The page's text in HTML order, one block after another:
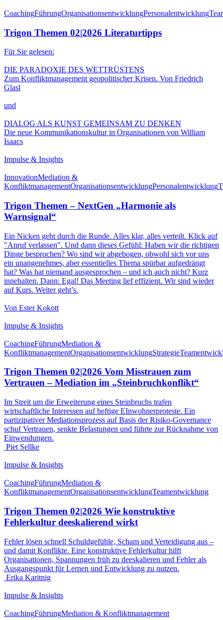
CoachingFührungOrganisationsentwicklungPersonalentwicklung
Trigon Themen 02|2026 Literaturtipps
Für Sie gelesen:
DIE PARADOXIE DES WETTRÜSTENS
Zum Konfliktmanagement geopolitischer Krisen. Von Friedrich
Glasl
und
DIALOG ALS KUNST GEMEINSAM ZU DENKEN
Die neue Kommunikationskultur in Organisationen von William
Isaacs
Impulse & Insights
InnovationMediation &
KonfliktmanagementOrganisationsentwicklungPersonalentwicklung
Trigon Themen – NextGen „Harmonie als
Warnsignal“
Ein Nicken geht durch die Runde. Alles klar, alles verteilt. Klick auf
"Anruf verlassen". Und dann dieses Gefühl: Haben wir die richtigen
Dinge besprochen? Wo sind wir abgebogen, obwohl sich vor uns
ein unangenehmes, aber essentielles Thema spürbar aufgedrängt
hat? Was hat niemand ausgesprochen – und ich auch nicht? Kurz
innehalten. Dann: Egal! Das Meeting lief effizient. Wir sind wieder
auf Kurs. Weiter geht’s.
Von Ester Kokott
Impulse & Insights
CoachingFührungMediation &
KonfliktmanagementOrganisationsentwicklungStrategie
Trigon Themen 02|2026 Vom Misstrauen zum
Vertrauen – Mediation im „Steinbruchkonflikt“
Im Streit um die Erweiterung eines Steinbruchs trafen
wirtschaftliche Interessen auf heftige EInwohnerproteste. Ein
partizipativer Mediationsprozess auf Basis der Risiko-Governance
schuf Vertrauen, senkte Belastungen und führte zur Rücknahme von
Einwendungen.
Piet Sellke
Impulse & Insights
CoachingFührungMediation &
KonfliktmanagementOrganisationsentwicklungTeamentwicklung
Trigon Themen 02|2026 Wie konstruktive
Fehlerkultur deeskalierend wirkt
Fehler lösen schnell Schuldgefühle, Scham und Verteidigung aus –
und damit Konflikte. Eine konstruktive Fehlerkultur hilft
Organisationen, Spannungen früh zu deeskalieren und Fehler als
Ausgangspunkt für Lernen und Entwicklung zu nutzen.
Erika Karitnig
Impulse & Insights
CoachingFührungMediation & Konfliktmanagement